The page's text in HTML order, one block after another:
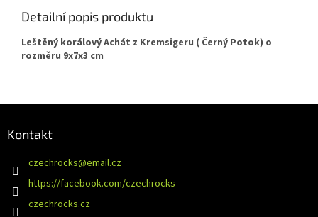
Detailní popis produktu
Leštěný korálový Achát z Kremsigeru ( Černý Potok) o
rozměru 9x7x3 cm
Kontakt
czechrocks@email.cz
https://facebook.com/czechrocks
czechrocks.cz